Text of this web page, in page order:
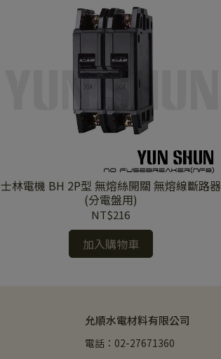
士林電機 BH 2P型 無熔絲開關 無熔線斷路器
(分電盤用)
NT$216
加入購物車
允順水電材料有限公司
電話：02-27671360